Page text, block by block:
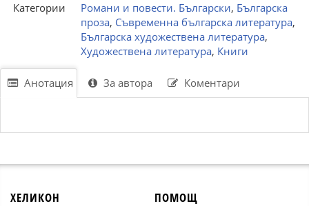
Категории
Романи и повести. Български, Българска
проза, Съвременна българска литература,
Българска художествена литература,
Художествена литература, Книги
Анотация За автора Коментари
ХЕЛИКОН ПОМОЩ